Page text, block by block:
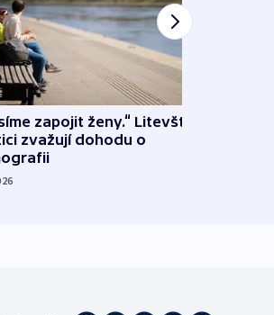
zapojit ženy.“ Litevští
zvažují dohodu o